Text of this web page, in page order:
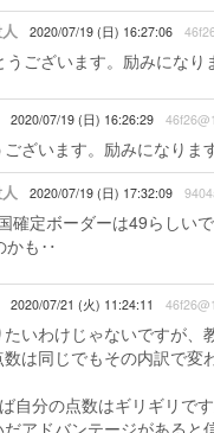
2020/07/19 (日) 16:27:06
うございます。励みになり
2020/07/19 (日) 16:26:29
ざいます。励みになります
2020/07/19 (日) 17:32:09
確定ボーダーは49らしい
かも‥
2020/07/21 (火) 11:24:11
たいわけじゃないですが、
は同じでもその内訳で変
自分の点数はギリギリで
アドバンテージがあると